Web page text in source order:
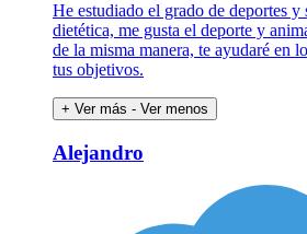
He estudiado el grado de deportes
dietética, me gusta el deporte y
de la misma manera, te ayudaré en
tus objetivos.
+ Ver más - Ver menos
Alejandro